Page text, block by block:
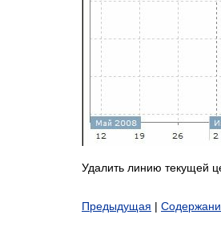
Удалить линию текущей
Предыдущая |